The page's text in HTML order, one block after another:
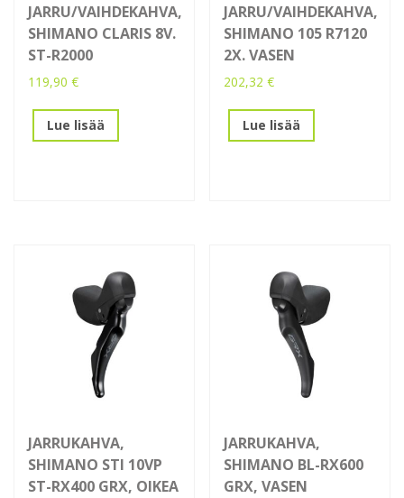
JARRU/VAIHDEKAHVA,
SHIMANO CLARIS 8V.
ST-R2000
119,90 €
Lue lisää
JARRU/VAIHDEKAHVA,
SHIMANO 105 R7120
2X. VASEN
202,32€
Lue lisää
JARRUKAHVA,
SHIMANO STI 10VP
ST-RX400 GRX, OIKEA
JARRUKAHVA,
SHIMANO BL-RX600
GRX, VASEN